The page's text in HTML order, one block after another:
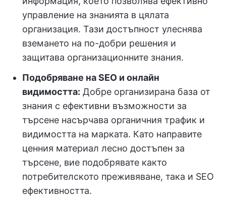
управление на знанията в цялата
организация. Тази достъпност улеснява
вземането на по-добри решения и
защитава организационните знания.
Подобряване на SEO и онлайн
видимостта: Добре организирана база от
знания с ефективни възможности за
търсене насърчава органичния трафик и
видимостта на марката. Като направите
ценния материал лесно достъпен за
търсене, вие подобрявате както
потребителското преживяване, така и SEO
ефективността.